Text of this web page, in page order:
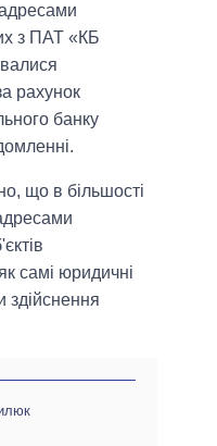
з ПАТ «КБ
рахунок
банку
що в більшості
самі юридичні
здійснення